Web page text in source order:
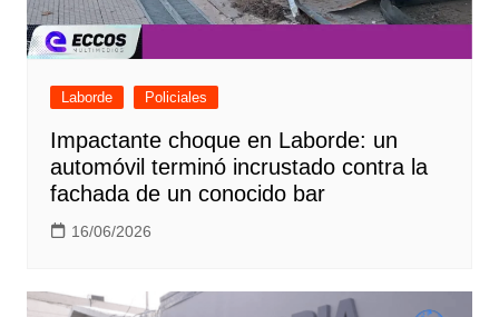
Laborde Policiales
Impactante choque en Laborde: un
automóvil terminó incrustado contra la
fachada de un conocido bar
16/06/2026